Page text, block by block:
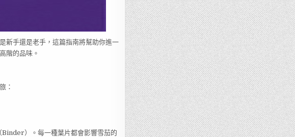
新手還是老手，這篇指南將幫助你進一
階的品味。
：
）。每一種葉片都會影響雪茄的